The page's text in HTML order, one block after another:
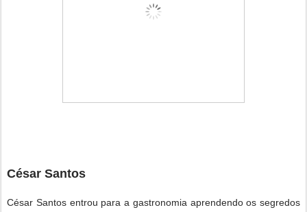
César Santos
César Santos entrou para a gastronomia aprendendo os segredos